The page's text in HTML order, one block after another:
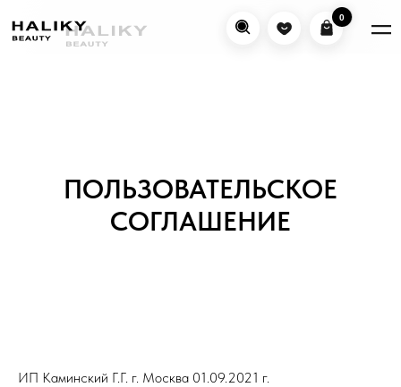
0
0
ПОЛЬЗОВАТЕЛЬСКОЕ
СОГЛАШЕНИЕ
ИП Каминский Г.Г. г. Москва 01.09.2021 г.